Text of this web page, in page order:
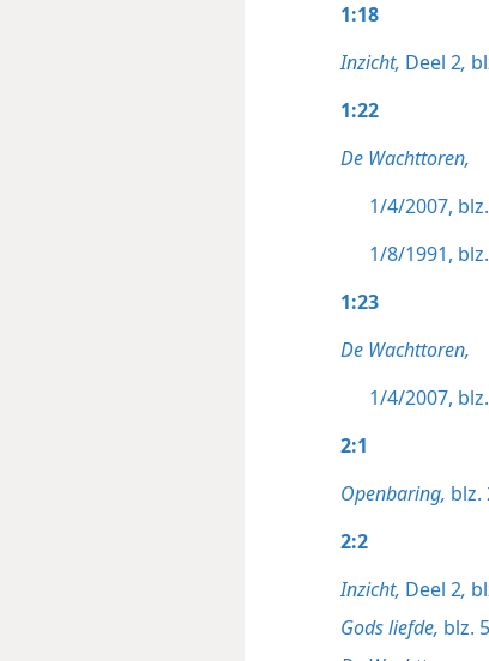
1:18
Inzicht, Deel 2,
1:22
De Wachttoren,
1/4/2007,
1/8/1991,
1:23
De Wachttoren,
1/4/2007,
2:1
Openbaring, blz.
2:2
Inzicht, Deel 2,
Gods liefde, blz.